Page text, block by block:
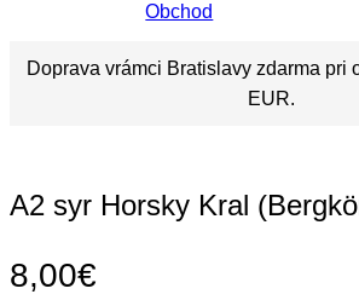
Obchod
Doprava vrámci Bratislavy zdarma pri
EUR.
A2 syr Horsky Kral
8,00€